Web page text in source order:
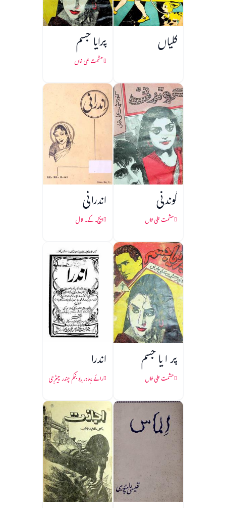
کلیاں پرایا جسم
حشمت علی خاں
گوندنی
حشمت علی خاں
اندرانی
ایچ۔ کے۔ لال
پر ا یا جسم
حشمت علی خاں
اندرا
رائے بہادر بابو بنکم چندر چیٹرجی